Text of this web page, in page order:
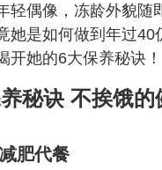
轻偶像，冻龄外貌随
她是如何做到年过40
开她的6大保养秘诀！
秘诀 不挨饿的
肥代餐